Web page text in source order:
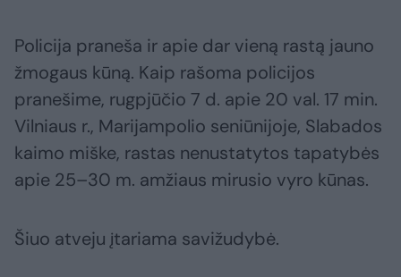
Policija praneša ir apie dar vieną rastą jauno
žmogaus kūną. Kaip rašoma policijos
pranešime, rugpjūčio 7 d. apie 20 val. 17 min.
Vilniaus r., Marijampolio seniūnijoje, Slabados
kaimo miške, rastas nenustatytos tapatybės
apie 25–30 m. amžiaus mirusio vyro kūnas.
Šiuo atveju įtariama savižudybė.